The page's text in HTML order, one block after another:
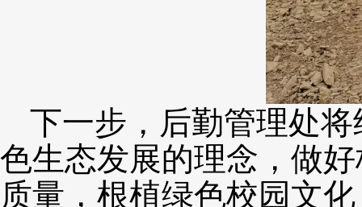
下一步，后勤管理处
色生态发展的理念，做
质量，根植绿色校园文